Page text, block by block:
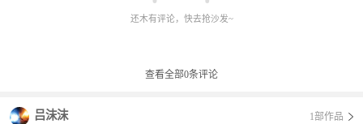
还木有评论，快去抢沙发~
查看全部0条评论
吕沫沫 1部作品